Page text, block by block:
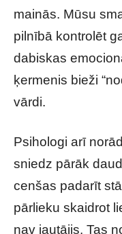
mainās. Mūsu
pilnībā kontrolēt
dabiskas
ķermenis bieži
vārdi.
Psihologi arī
sniedz pārāk
cenšas padarīt
pārlieku skaidrot
nav jautājis. Tas